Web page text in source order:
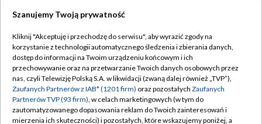
TVP
Abonament TVP
Emisja w TVP
Centrum informacji TVP
Regulamin TVP
Polityka prywatności
Moje zgody
Szanujemy Twoją prywatność
Kliknij "Akceptuję i przechodzę do serwisu", aby wyrazić zgody na
korzystanie z technologii automatycznego śledzenia i zbierania danych,
dostęp do informacji na Twoim urządzeniu końcowym i ich
przechowywanie oraz na przetwarzanie Twoich danych osobowych przez
nas, czyli Telewizję Polską S.A. w likwidacji (zwaną dalej również „TVP”),
Zaufanych Partnerów z IAB* (1201 firm) oraz pozostałych Zaufanych
Partnerów TVP (93 firm), w celach marketingowych (w tym do
zautomatyzowanego dopasowania reklam do Twoich zainteresowań i
mierzenia ich skuteczności) i pozostałych, które wskazujemy poniżej, a